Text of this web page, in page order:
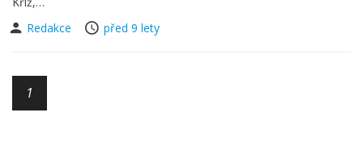
Redakce
před 9 lety
1